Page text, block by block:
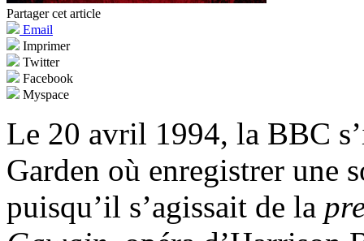
Partager cet article
Email
Imprimer
Twitter
Facebook
Myspace
Le 20 avril 1994, la BBC
Garden où enregistrer une
puisqu’il s’agissait de la